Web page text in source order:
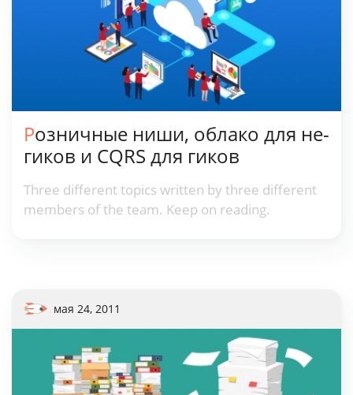
Розничные ниши, облако для не-
гиков и CQRS для гиков
Three different topics written by three different
members of the team. Keep on reading.
мая 24, 2011